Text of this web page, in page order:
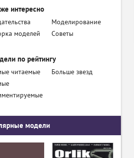
интересно
Моделирование
моделей
Советы
по рейтингу
читаемые
Больше звезд
модели